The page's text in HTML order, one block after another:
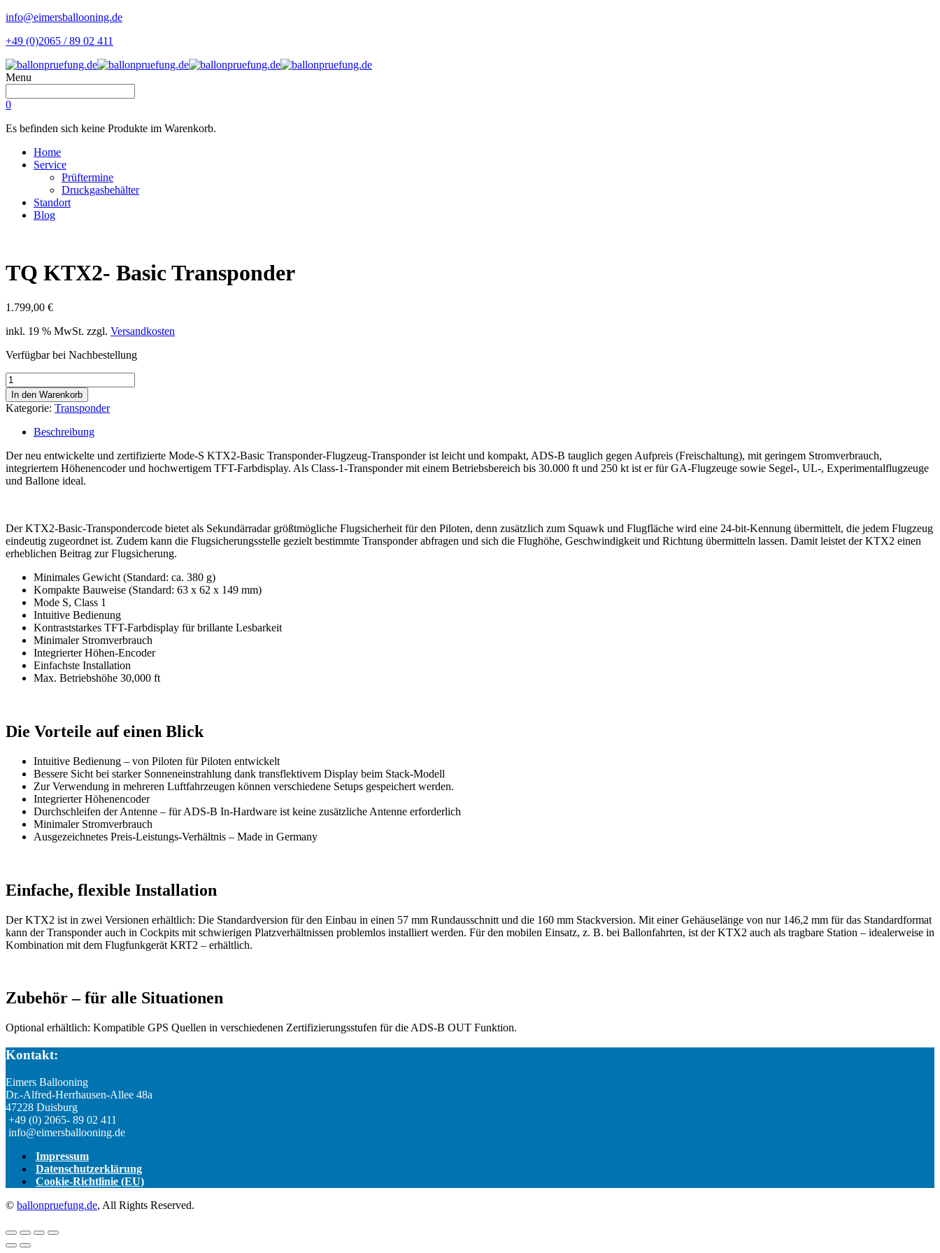
info@eimersballooning.de
+49 (0)2065 / 89 02 411
Menu
0
Es befinden sich keine Produkte im Warenkorb.
Home
Service
Prüftermine
Druckgasbehälter
Standort
Blog
TQ KTX2- Basic Transponder
1.799,00 €
inkl. 19 % MwSt. zzgl. Versandkosten
Verfügbar bei Nachbestellung
TQ
KTX2-
Basic
Transponder
Menge
In den Warenkorb
Kategorie: Transponder
Beschreibung
Der neu entwickelte und zertifizierte Mode-S KTX2-Basic Transponder-Flugzeug-Transponder ist leicht und kompakt, ADS-B tauglich gegen Aufpreis (Freischaltung), mit geringem Stromverbrauch,
integriertem Höhenencoder und hochwertigem TFT-Farbdisplay. Als Class-1-Transponder mit einem Betriebsbereich bis 30.000 ft und 250 kt ist er für GA-Flugzeuge sowie Segel-, UL-, Experimentalflugzeuge
und Ballone ideal.
Der KTX2-Basic-Transpondercode bietet als Sekundärradar größtmögliche Flugsicherheit für den Piloten, denn zusätzlich zum Squawk und Flugfläche wird eine 24-bit-Kennung übermittelt, die jedem Flugzeug
eindeutig zugeordnet ist. Zudem kann die Flugsicherungsstelle gezielt bestimmte Transponder abfragen und sich die Flughöhe, Geschwindigkeit und Richtung übermitteln lassen. Damit leistet der KTX2 einen
erheblichen Beitrag zur Flugsicherung.
Minimales Gewicht (Standard: ca. 380 g)
Kompakte Bauweise (Standard: 63 x 62 x 149 mm)
Mode S, Class 1
Intuitive Bedienung
Kontraststarkes TFT-Farbdisplay für brillante Lesbarkeit
Minimaler Stromverbrauch
Integrierter Höhen-Encoder
Einfachste Installation
Max. Betriebshöhe 30,000 ft
Die Vorteile auf einen Blick
Intuitive Bedienung – von Piloten für Piloten entwickelt
Bessere Sicht bei starker Sonneneinstrahlung dank transflektivem Display beim Stack-Modell
Zur Verwendung in mehreren Luftfahrzeugen können verschiedene Setups gespeichert werden.
Integrierter Höhenencoder
Durchschleifen der Antenne – für ADS-B In-Hardware ist keine zusätzliche Antenne erforderlich
Minimaler Stromverbrauch
Ausgezeichnetes Preis-Leistungs-Verhältnis – Made in Germany
Einfache, flexible Installation
Der KTX2 ist in zwei Versionen erhältlich: Die Standardversion für den Einbau in einen 57 mm Rundausschnitt und die 160 mm Stackversion. Mit einer Gehäuselänge von nur 146,2 mm für das Standardformat
kann der Transponder auch in Cockpits mit schwierigen Platzverhältnissen problemlos installiert werden. Für den mobilen Einsatz, z. B. bei Ballonfahrten, ist der KTX2 auch als tragbare Station – idealerweise in
Kombination mit dem Flugfunkgerät KRT2 – erhältlich.
Zubehör – für alle Situationen
Optional erhältlich: Kompatible GPS Quellen in verschiedenen Zertifizierungsstufen für die ADS-B OUT Funktion.
Kontakt:
Eimers Ballooning
Dr.-Alfred-Herrhausen-Allee 48a
47228 Duisburg
+49 (0) 2065- 89 02 411
info@eimersballooning.de
Impressum
Datenschutzerklärung
Cookie-Richtlinie (EU)
© ballonpruefung.de, All Rights Reserved.